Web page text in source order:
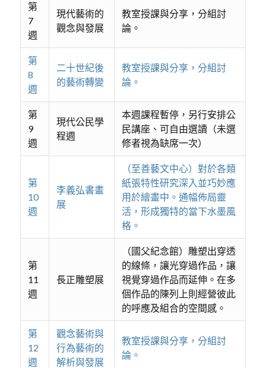
第
7
週
現代藝術的
觀念與發展
教室授課與分享，分組討
論。
第
8
週
二十世紀後
的藝術轉變
教室授課與分享，分組討
論。
第
9
週
現代公民學
程週
本週課程暫停，另行安排公
民講座、可自由選讀（未選
修者視為缺席一次）
第
10
週
李義弘書畫
展
（至善藝文中心）對於各類
紙張特性研究深入並巧妙應
用於繪畫中。通幅佈局靈
活，形成獨特的當下水墨風
格。
第
11
週
長正雕塑展
（國父紀念館）雕塑出穿透
的線條，讓光穿過作品，讓
視覺穿過作品而延伸。在多
個作品的陳列上則經營彼此
的呼應及組合的空間感。
第
12
週
觀念藝術與
行為藝術的
解析與發展
教室授課與分享，分組討
論。